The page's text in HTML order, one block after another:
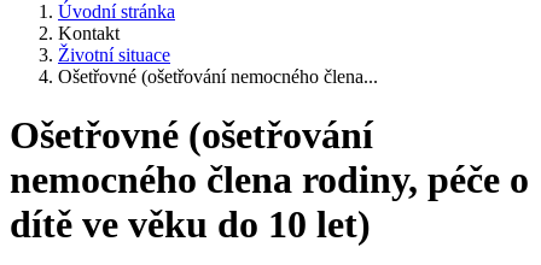
Úvodní stránka
Kontakt
Životní situace
Ošetřovné (ošetřování nemocného člena...
Ošetřovné (ošetřování
nemocného člena rodiny, péče o
dítě ve věku do 10 let)